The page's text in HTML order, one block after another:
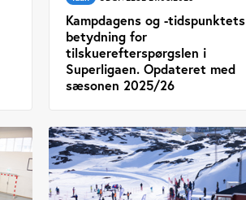
Kampdagens og -tidspunktets
betydning for
tilskuerefterspørgslen i
Superligaen. Opdateret med
sæsonen 2025/26